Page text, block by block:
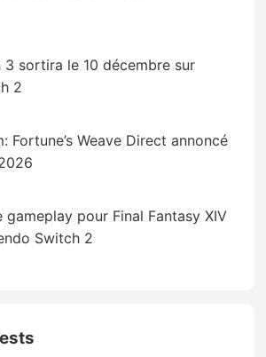
sortira le 10 décembre sur
2
Fortune’s Weave Direct annoncé
gameplay pour Final Fantasy XIV
Switch 2